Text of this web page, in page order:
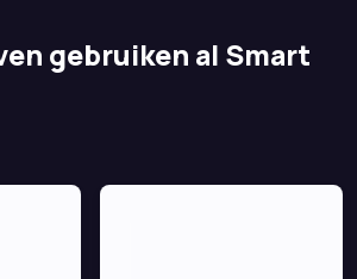
gebruiken al Smart